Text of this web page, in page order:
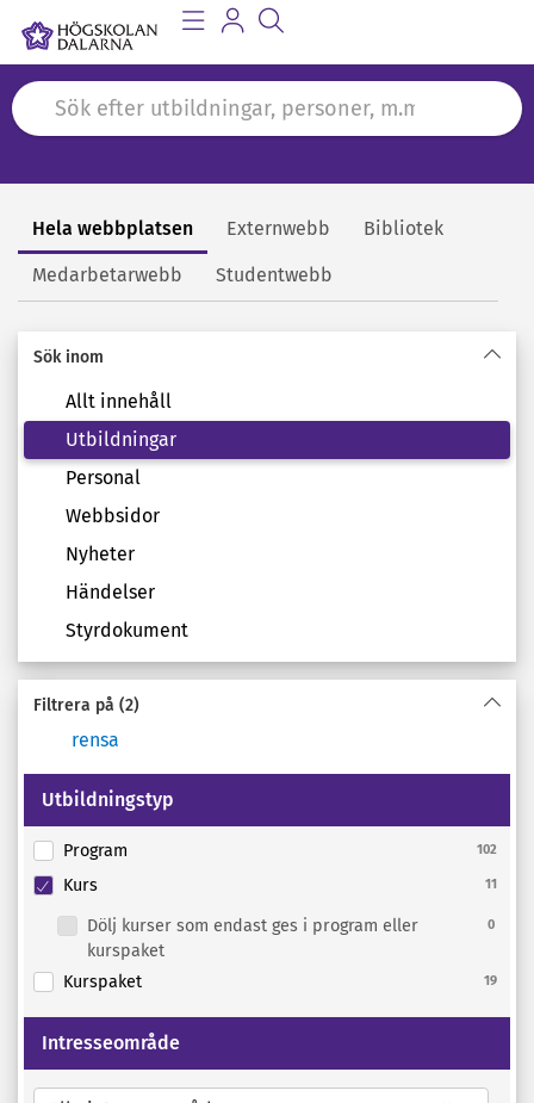
Sök
Hela webbplatsen Externwebb Bibliotek
Medarbetarwebb Studentwebb
Sök inom
Allt innehåll
Utbildningar
Personal
Webbsidor
Nyheter
Händelser
Styrdokument
Filtrera på (2)
rensa
Utbildningstyp
Program 102
Kurs 11
Dölj kurser som endast ges i program eller
kurspaket
0
Kurspaket 19
Intresseområde